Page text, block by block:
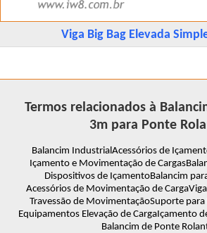
Viga Big Bag Elevada
Termos relacionados à
3m para Ponte
Balancim Industrial Acessórios de
Içamento e Movimentação de Cargas
Dispositivos de IçamentoBalancim
Acessórios de Movimentação de Carga
Travessão de MovimentaçãoSuporte para
Equipamentos Elevação de CargaIçamento
Balancim de Ponte